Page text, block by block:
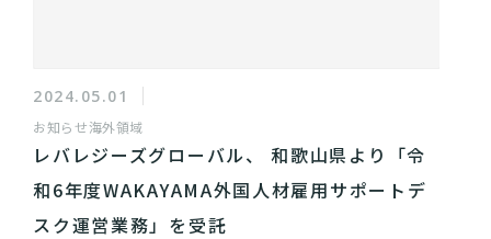
2024.05.01
お知らせ海外領域
レバレジーズグローバル、 和歌山県より「令
和6年度WAKAYAMA外国人材雇用サポートデ
スク運営業務」を受託